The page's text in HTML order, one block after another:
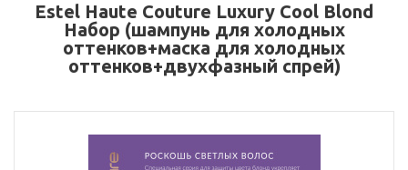
Estel Haute Couture Luxury Cool Blond
Набор (шампунь для холодных
оттенков+маска для холодных
оттенков+двухфазный спрей)